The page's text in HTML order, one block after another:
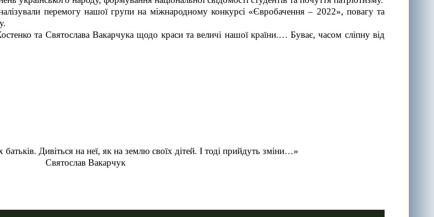
перемогу нашої групи на міжнародному конкурсі «Євробачення – 2022», повагу та
та Святослава Вакарчука щодо краси та величі нашої країни.… Буває, часом сліпну від
Дивіться на неї, як на землю своїх дітей. І тоді прийдуть зміни…»